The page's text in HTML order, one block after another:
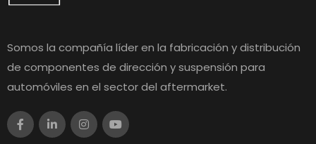
Somos la compañía líder en la fabricación y distribución
de componentes de dirección y suspensión para
automóviles en el sector del aftermarket.